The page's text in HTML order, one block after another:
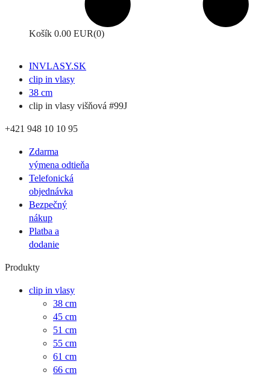
Košík 0.00 EUR(0)
INVLASY.SK
clip in vlasy
38 cm
clip in vlasy višňová #99J
+421 948 10 10 95
Zdarma
výmena odtieňa
Telefonická
objednávka
Bezpečný
nákup
Platba a
dodanie
Produkty
clip in vlasy
38 cm
45 cm
51 cm
55 cm
61 cm
66 cm